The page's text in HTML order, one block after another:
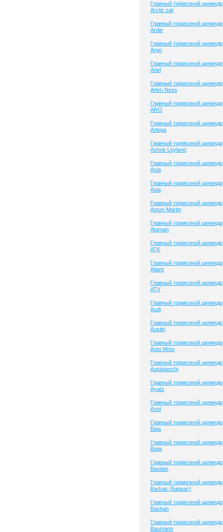
Главный тормозной цилиндр
Arctic cat
Главный тормозной цилиндр
Ardie
Главный тормозной цилиндр
Argo
Главный тормозной цилиндр
Ariel
Главный тормозной цилиндр
Arlen Ness
Главный тормозной цилиндр
ARO
Главный тормозной цилиндр
Artega
Главный тормозной цилиндр
Ashok Leyland
Главный тормозной цилиндр
Asia
Главный тормозной цилиндр
Asia
Главный тормозной цилиндр
Aston-Martin
Главный тормозной цилиндр
Ataman
Главный тормозной цилиндр
ATK
Главный тормозной цилиндр
Atlant
Главный тормозной цилиндр
ATV
Главный тормозной цилиндр
Audi
Главный тормозной цилиндр
Austin
Главный тормозной цилиндр
Auto Moto
Главный тормозной цилиндр
Autobianchi
Главный тормозной цилиндр
Ayats
Главный тормозной цилиндр
Azel
Главный тормозной цилиндр
Baja
Главный тормозной цилиндр
Bajaj
Главный тормозной цилиндр
Baotian
Главный тормозной цилиндр
Barkas (Баркас)
Главный тормозной цилиндр
Bashan
Главный тормозной цилиндр
Baumann